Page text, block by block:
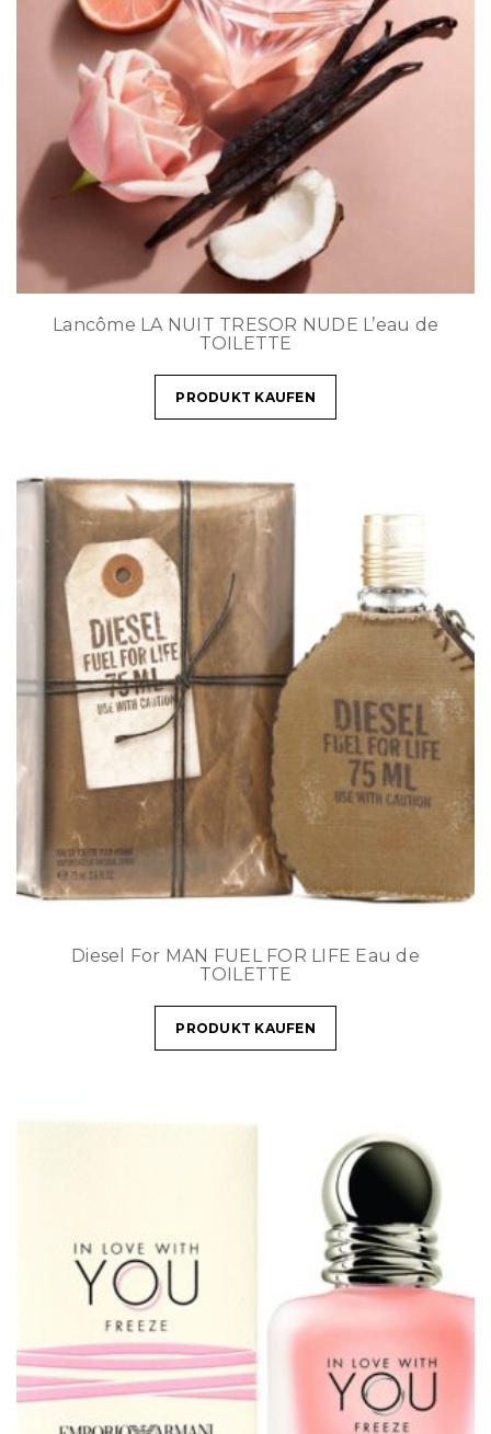
Lancôme LA NUIT TRESOR NUDE L’eau de
TOILETTE
PRODUKT KAUFEN
Diesel For MAN FUEL FOR LIFE Eau de
TOILETTE
PRODUKT KAUFEN